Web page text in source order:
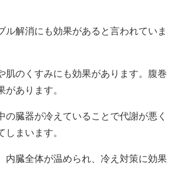
ル解消にも効果があると言われていま
肌のくすみにも効果があります。腹巻
があります。
の臓器が冷えていることで代謝が悪く
しまいます。
内臓全体が温められ、冷え対策に効果